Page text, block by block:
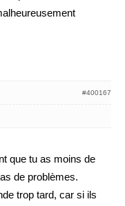
#400167
que tu as moins de
de problèmes.
trop tard, car si ils